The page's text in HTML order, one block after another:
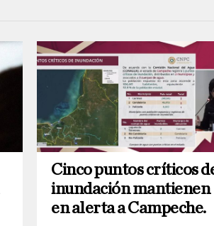
Cinco puntos críticos
inundación mantienen
en alerta a Campeche.